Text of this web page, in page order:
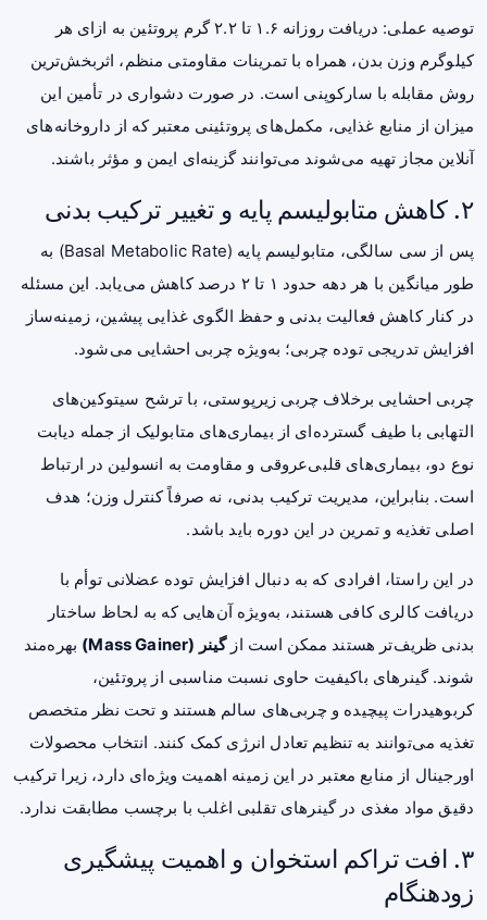
توصیه عملی: دریافت روزانه ۱.۶ تا ۲.۲ گرم پروتئین به ازای هر
کیلوگرم وزن بدن، همراه با تمرینات مقاومتی منظم، اثربخش‌ترین
روش مقابله با سارکوپنی است. در صورت دشواری در تأمین این
میزان از منابع غذایی، مکمل‌های پروتئینی معتبر که از داروخانه‌های
آنلاین مجاز تهیه می‌شوند می‌توانند گزینه‌ای ایمن و مؤثر باشند.
۲. کاهش متابولیسم پایه و تغییر ترکیب بدنی
پس از سی سالگی، متابولیسم پایه (Basal Metabolic Rate) به
طور میانگین با هر دهه حدود ۱ تا ۲ درصد کاهش می‌یابد. این مسئله
در کنار کاهش فعالیت بدنی و حفظ الگوی غذایی پیشین، زمینه‌ساز
افزایش تدریجی توده چربی؛ به‌ویژه چربی احشایی می‌شود.
چربی احشایی برخلاف چربی زیرپوستی، با ترشح سیتوکین‌های
التهابی با طیف گسترده‌ای از بیماری‌های متابولیک از جمله دیابت
نوع دو، بیماری‌های قلبی‌عروقی و مقاومت به انسولین در ارتباط
است. بنابراین، مدیریت ترکیب بدنی، نه صرفاً کنترل وزن؛ هدف
اصلی تغذیه و تمرین در این دوره باید باشد.
در این راستا، افرادی که به دنبال افزایش توده عضلانی توأم با
دریافت کالری کافی هستند، به‌ویژه آن‌هایی که به لحاظ ساختار
بدنی ظریف‌تر هستند ممکن است ازگینر (Mass Gainer)
بهره‌مند
شوند. گینرهای باکیفیت حاوی نسبت مناسبی از پروتئین،
کربوهیدرات پیچیده و چربی‌های سالم هستند و تحت نظر متخصص
تغذیه می‌توانند به تنظیم تعادل انرژی کمک کنند. انتخاب محصولات
اورجینال از منابع معتبر در این زمینه اهمیت ویژه‌ای دارد، زیرا ترکیب
دقیق مواد مغذی در گینرهای تقلبی اغلب با برچسب مطابقت ندارد.
۳. افت تراکم استخوان و اهمیت پیشگیری
زودهنگام